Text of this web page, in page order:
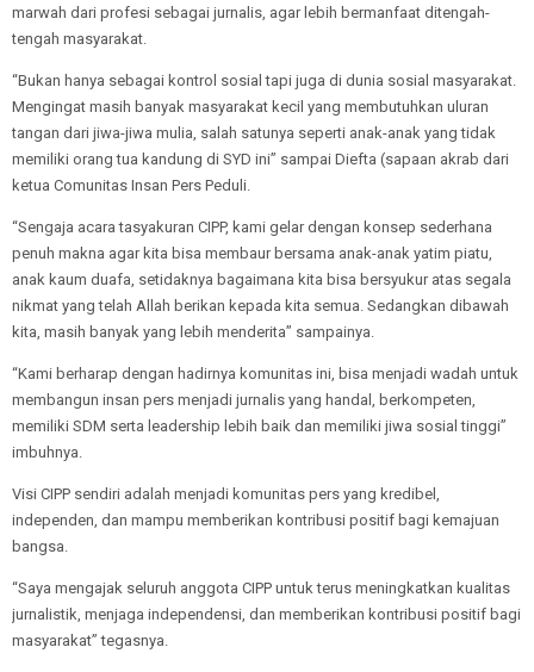
marwah dari profesi sebagai jurnalis, agar lebih bermanfaat ditengah-
tengah masyarakat.
“Bukan hanya sebagai kontrol sosial tapi juga di dunia sosial masyarakat.
Mengingat masih banyak masyarakat kecil yang membutuhkan uluran
tangan dari jiwa-jiwa mulia, salah satunya seperti anak-anak yang tidak
memiliki orang tua kandung di SYD ini” sampai Diefta (sapaan akrab dari
ketua Comunitas Insan Pers Peduli.
“Sengaja acara tasyakuran CIPP, kami gelar dengan konsep sederhana
penuh makna agar kita bisa membaur bersama anak-anak yatim piatu,
anak kaum duafa, setidaknya bagaimana kita bisa bersyukur atas segala
nikmat yang telah Allah berikan kepada kita semua. Sedangkan dibawah
kita, masih banyak yang lebih menderita” sampainya.
“Kami berharap dengan hadirnya komunitas ini, bisa menjadi wadah untuk
membangun insan pers menjadi jurnalis yang handal, berkompeten,
memiliki SDM serta leadership lebih baik dan memiliki jiwa sosial tinggi”
imbuhnya.
Visi CIPP sendiri adalah menjadi komunitas pers yang kredibel,
independen, dan mampu memberikan kontribusi positif bagi kemajuan
bangsa.
“Saya mengajak seluruh anggota CIPP untuk terus meningkatkan kualitas
jurnalistik, menjaga independensi, dan memberikan kontribusi positif bagi
masyarakat” tegasnya.